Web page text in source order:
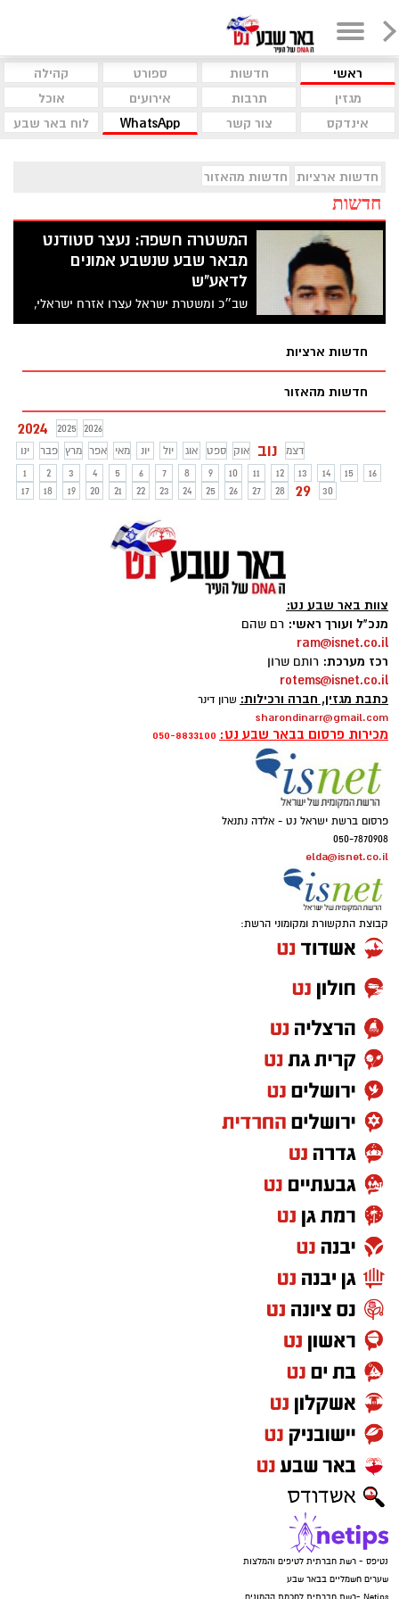
ראשי חדשות ספורט
קהילה
מגזין
תרבות אירועים
אוכל
אינדקס
צור קשר WhatsApp לוח באר שבע
חדשות ארציות חדשות מהאזור
חדשות
המשטרה חשפה: נעצר סטודנט
מבאר שבע שנשבע אמונים
לדאע"ש
שב״כ ומשטרת ישראל עצרו אזרח ישראלי,
תושב הצפון אשר לומד במכללה בבאר שבע,
חדשות ארציות
חדשות מהאזור
2024 2025
2026
ינו
פבר מרץ אפר מאי יונ יול אוג ספט אוק נוב
דצמ
1
2 3 4 5 6 7 8 9 10 11 12 13 14 15
16
17
18 19 20 21 22 23 24 25 26 27 28 29 30
צוות באר שבע נט:
מנכ"ל ועורך ראשי: רם שהם
ram@isnet.co.il
רכז מערכת: רותם שרון
rotems@isnet.co.il
כתבת מגזין, חברה ורכילות: שרון דינר
sharondinarr@gmail.com
מכירות פרסום בבאר שבע נט: 050-8833100
פרסום ברשת ישראל נט - אלדה נתנאל
050-7870908
elda@isnet.co.il
קבוצת התקשורת ומקומוני הרשת:
נטיפס - רשת חברתית לטיפים והמלצות
שערים חשמליים בבאר שבע